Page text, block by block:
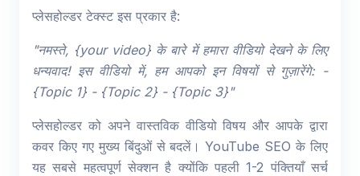
प्लेसहोल्डर टेक्स्ट इस प्रकार है:
"नमस्ते, {your video} के बारे में हमारा वीडियो देखने के लिए
धन्यवाद! इस वीडियो में, हम आपको इन विषयों से गुज़ारेंगे: -
{Topic 1} - {Topic 2} - {Topic 3}"
प्लेसहोल्डर को अपने वास्तविक वीडियो विषय और आपके द्वारा
कवर किए गए मुख्य बिंदुओं से बदलें। YouTube SEO के लिए
यह सबसे महत्वपूर्ण सेक्शन है क्योंकि पहली 1-2 पंक्तियाँ सर्च